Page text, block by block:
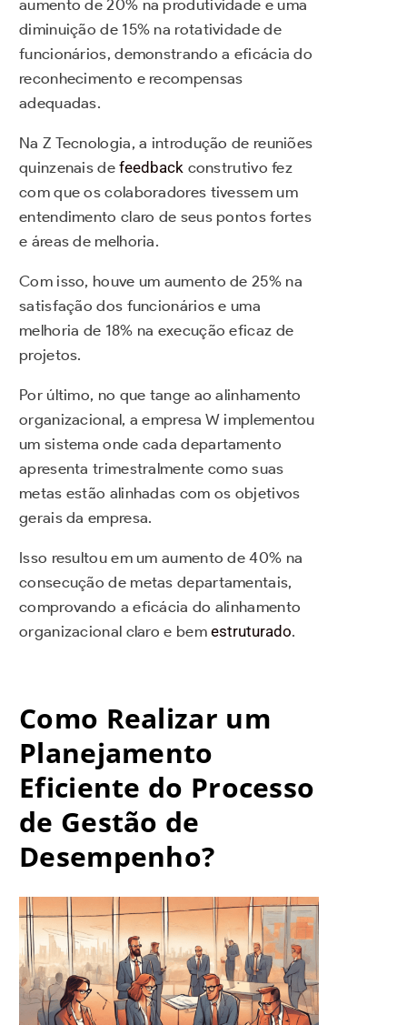
aumento de 20% na produtividade e uma
diminuição de 15% na rotatividade de
funcionários, demonstrando a eficácia do
reconhecimento e recompensas
adequadas.
Na Z Tecnologia, a introdução de reuniões
quinzenais defeedback construtivo fez
com que os colaboradores tivessem um
entendimento claro de seus pontos fortes
e áreas de melhoria.
Com isso, houve um aumento de 25% na
satisfação dos funcionários e uma
melhoria de 18% na execução eficaz de
projetos.
Por último, no que tange ao alinhamento
organizacional, a empresa W implementou
um sistema onde cada departamento
apresenta trimestralmente como suas
metas estão alinhadas com os objetivos
gerais da empresa.
Isso resultou em um aumento de 40% na
consecução de metas departamentais,
comprovando a eficácia do alinhamento
organizacional claro e bemestruturado.
Como Realizar um
Planejamento
Eficiente do Processo
de Gestão de
Desempenho?